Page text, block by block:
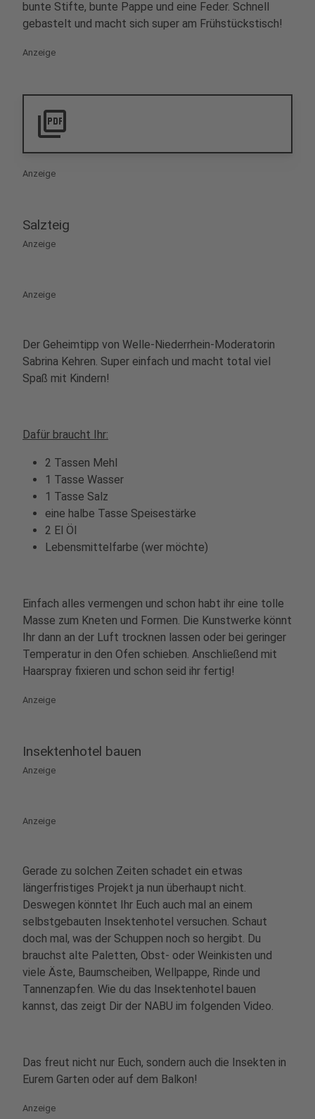
bunte Stifte, bunte Pappe und eine Feder. Schnell
gebastelt und macht sich super am Frühstückstisch!
Anzeige
picture_as_pdf
Anzeige
Salzteig
Anzeige
Anzeige
Der Geheimtipp von Welle-Niederrhein-Moderatorin
Sabrina Kehren. Super einfach und macht total viel
Spaß mit Kindern!
Dafür braucht Ihr:
2 Tassen Mehl
1 Tasse Wasser
1 Tasse Salz
eine halbe Tasse Speisestärke
2 El Öl
Lebensmittelfarbe (wer möchte)
Einfach alles vermengen und schon habt ihr eine tolle
Masse zum Kneten und Formen. Die Kunstwerke könnt
Ihr dann an der Luft trocknen lassen oder bei geringer
Temperatur in den Ofen schieben. Anschließend mit
Haarspray fixieren und schon seid ihr fertig!
Anzeige
Insektenhotel bauen
Anzeige
Anzeige
Gerade zu solchen Zeiten schadet ein etwas
längerfristiges Projekt ja nun überhaupt nicht.
Deswegen könntet Ihr Euch auch mal an einem
selbstgebauten Insektenhotel versuchen. Schaut
doch mal, was der Schuppen noch so hergibt. Du
brauchst alte Paletten, Obst- oder Weinkisten und
viele Äste, Baumscheiben, Wellpappe, Rinde und
Tannenzapfen. Wie du das Insektenhotel bauen
kannst, das zeigt Dir der NABU im folgenden Video.
Das freut nicht nur Euch, sondern auch die Insekten in
Eurem Garten oder auf dem Balkon!
Anzeige